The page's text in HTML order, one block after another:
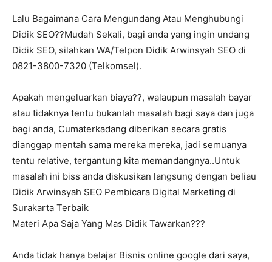
Lalu Bagaimana Cara Mengundang Atau Menghubungi
Didik SEO??Mudah Sekali, bagi anda yang ingin undang
Didik SEO, silahkan WA/Telpon Didik Arwinsyah SEO di
0821-3800-7320 (Telkomsel).
Apakah mengeluarkan biaya??, walaupun masalah bayar
atau tidaknya tentu bukanlah masalah bagi saya dan juga
bagi anda, Cumaterkadang diberikan secara gratis
dianggap mentah sama mereka mereka, jadi semuanya
tentu relative, tergantung kita memandangnya..Untuk
masalah ini biss anda diskusikan langsung dengan beliau
Didik Arwinsyah SEO Pembicara Digital Marketing di
Surakarta Terbaik
Materi Apa Saja Yang Mas Didik Tawarkan???
Anda tidak hanya belajar Bisnis online google dari saya,